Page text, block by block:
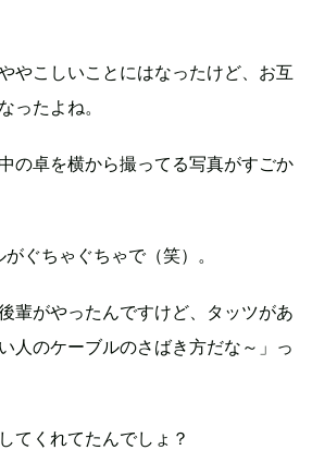
やこしいことにはなったけど、お互
ったよね。
の卓を横から撮ってる写真がすごか
がぐちゃぐちゃで（笑）。
輩がやったんですけど、タッツがあ
人のケーブルのさばき方だな～」っ
てくれてたんでしょ？